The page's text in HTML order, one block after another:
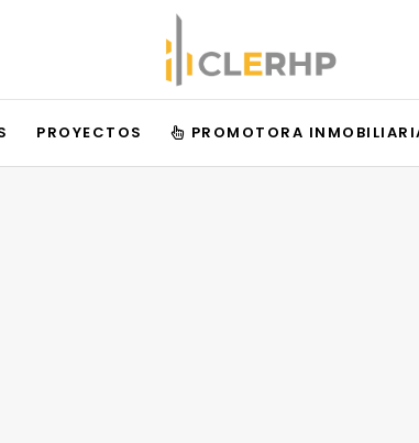
PROYECTOS PROMOTORA